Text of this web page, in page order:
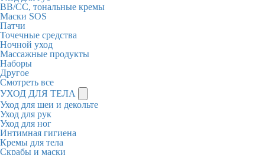
BB/CC, тональные кремы
Маски SOS
Патчи
Точечные средства
Ночной уход
Массажные продукты
Наборы
Другое
Смотреть все
УХОД ДЛЯ ТЕЛА
Уход для шеи и декольте
Уход для рук
Уход для ног
Интимная гигиена
Кремы для тела
Скрабы и маски